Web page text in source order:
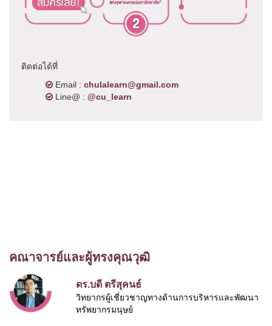
ติดต่อได้ที่
Email : chulalearn@gmail.com
Line@ : @cu_learn
คณาจารย์และผู้ทรงคุณวุฒิ
ดร.บดี ตรีสุคนธ์
วิทยากรผู้เชี่ยวชาญทางด้านการบริหารและพัฒนา
ทรัพยากรมนุษย์